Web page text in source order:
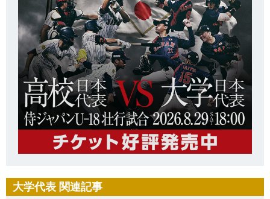
大学代表 関連記事